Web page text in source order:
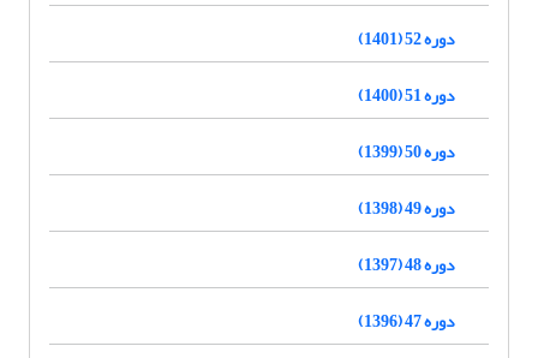
دوره 52 (1401)
دوره 51 (1400)
دوره 50 (1399)
دوره 49 (1398)
دوره 48 (1397)
دوره 47 (1396)